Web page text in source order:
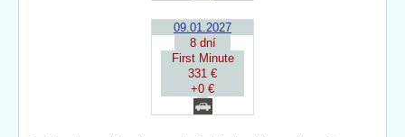
09.01.2027
8 dní
First Minute
331 €
+0 €